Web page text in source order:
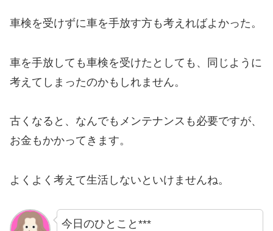
車検を受けずに車を手放す方も考えればよかった。
車を手放しても車検を受けたとしても、同じように
考えてしまったのかもしれません。
古くなると、なんでもメンテナンスも必要ですが、
お金もかかってきます。
よくよく考えて生活しないといけませんね。
今日のひとこと***